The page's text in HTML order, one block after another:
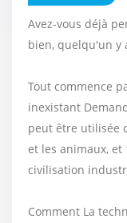
Avez-vous déjà
bien, quelqu'un y
Tout commence
inexistant
peut être utilisée
et les animaux, et
civilisation
Comment La